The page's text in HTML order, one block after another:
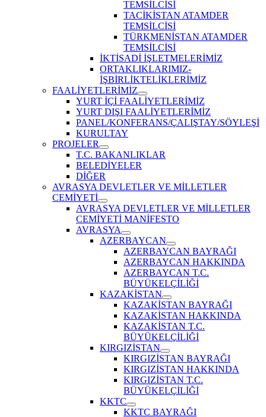
TEMSİLCİSİ
TACİKİSTAN ATAMDER
TEMSİLCİSİ
TÜRKMENİSTAN ATAMDER
TEMSİLCİSİ
İKTİSADİ İŞLETMELERİMİZ
ORTAKLIKLARIMIZ-
İŞBİRLİKTELİKLERİMİZ
FAALİYETLERİMİZ
Show
sub
menu
YURT İÇİ FAALİYETLERİMİZ
YURT DIŞI FAALİYETLERİMİZ
PANEL/KONFERANS/ÇALIŞTAY/SÖYLEŞİ
KURULTAY
PROJELER
Show
sub
menu
T.C. BAKANLIKLAR
BELEDİYELER
DİĞER
AVRASYA DEVLETLER VE MİLLETLER
CEMİYETİ
Show
sub
menu
AVRASYA DEVLETLER VE MİLLETLER
CEMİYETİ MANİFESTO
AVRASYA
Show
sub
menu
AZERBAYCAN
Show
sub
menu
AZERBAYCAN BAYRAĞI
AZERBAYCAN HAKKINDA
AZERBAYCAN T.C.
BÜYÜKELÇİLİĞİ
KAZAKİSTAN
Show
sub
menu
KAZAKİSTAN BAYRAĞI
KAZAKİSTAN HAKKINDA
KAZAKİSTAN T.C.
BÜYÜKELÇİLİĞİ
KIRGIZİSTAN
Show
sub
menu
KIRGIZİSTAN BAYRAĞI
KIRGIZİSTAN HAKKINDA
KIRGIZİSTAN T.C.
BÜYÜKELÇİLİĞİ
KKTC
Show
KKTC BAYRAĞI